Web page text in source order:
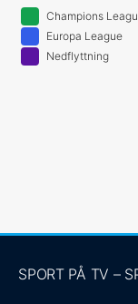
Champions
Europa League
Nedflyttning
SPORT PÅ TV –